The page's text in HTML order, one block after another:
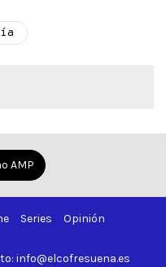
AMP
Series Opinión
info@elcofresuena.es